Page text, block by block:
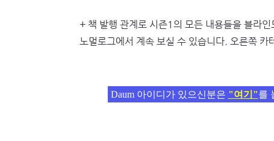
+ 책 발행 관계로 시즌1의 모든 내용들을 블라
노멀로그에서 계속 보실 수 있습니다. 오른쪽 카
Daum 아이디가 있으신분은 "여기"를